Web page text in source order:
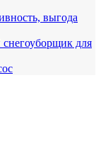
выгода
для